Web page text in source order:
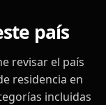
país
revisar el país
residencia en
incluidas